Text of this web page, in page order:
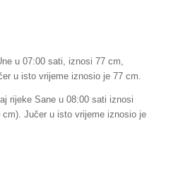
u 07:00 sati, iznosi 77 cm,
u isto vrijeme iznosio je 77 cm.
rijeke Sane u 08:00 sati iznosi
Jučer u isto vrijeme iznosio je